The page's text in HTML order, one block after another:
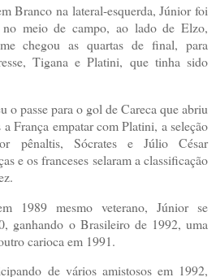
Branco na lateral-esquerda, Júnior foi
meio de campo, ao lado de Elzo,
chegou as quartas de final, para
Tigana e Platini, que tinha sido
o passe para o gol de Careca que abriu
França empatar com Platini, a seleção
pênaltis, Sócrates e Júlio César
e os franceses selaram a classificação
1989 mesmo veterano, Júnior se
ganhando o Brasileiro de 1992, uma
carioca em 1991.
de vários amistosos em 1992,